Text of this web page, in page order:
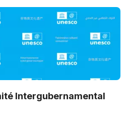
Intergubernamental